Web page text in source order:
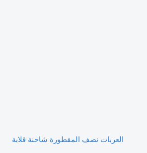
العربات نصف المقطورة شاحنة قلابة